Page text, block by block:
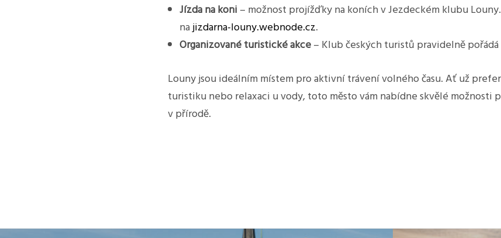
Jízda na koni – možnost projížďky na koních v Jezdeckém klubu
najizdarna-louny.webnode.cz.
Organizované turistické akce– Klub českých turistů pravidelně
Louny jsou ideálním místem pro aktivní trávení volného času. Ať už
turistiku nebo relaxaci u vody, toto město vám nabídne skvělé možnosti
v přírodě.